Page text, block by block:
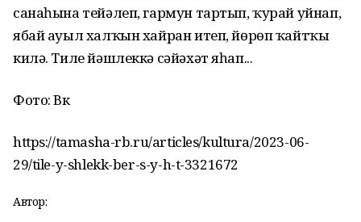
санаһына тейәлеп, гармун тартып, ҡурай уйнап,
ябай ауыл халҡын хайран итеп, йөрөп ҡайтҡы
килә. Тиле йәшлеккә сәйәхәт яһап...
Фото: Вк
https://tamasha-rb.ru/articles/kultura/2023-06-
29/tile-y-shlekk-ber-s-y-h-t-3321672
Автор: